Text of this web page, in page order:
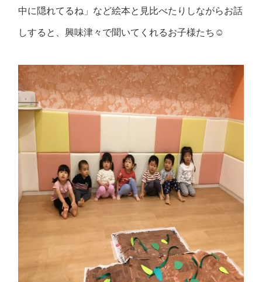
中に隠れてるね」など絵本と見比べたりしながらお話
しすると、興味津々で聞いてくれるお子様たち☺️